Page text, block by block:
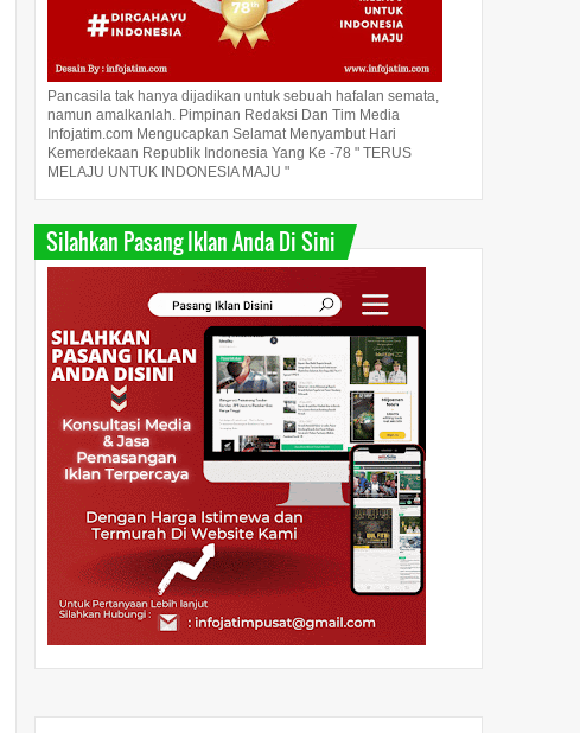
Pancasila tak hanya dijadikan untuk sebuah hafalan semata,
namun amalkanlah. Pimpinan Redaksi Dan Tim Media
Infojatim.com Mengucapkan Selamat Menyambut Hari
Kemerdekaan Republik Indonesia Yang Ke -78 " TERUS
MELAJU UNTUK INDONESIA MAJU "
Silahkan Pasang Iklan Anda Di Sini